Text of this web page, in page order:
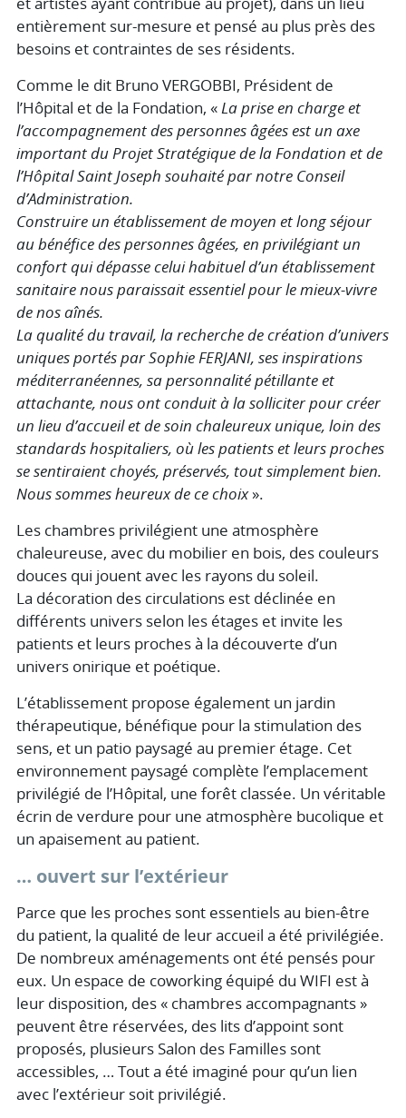
entièrement sur-mesure et pensé au plus près des
besoins et contraintes de ses résidents.
Comme le dit Bruno VERGOBBI, Président de
l’Hôpital et de la Fondation, «La prise en charge et
l’accompagnement des personnes âgées est un axe
important du Projet Stratégique de la Fondation et de
l’Hôpital Saint Joseph souhaité par notre Conseil
d’Administration.
Construire un établissement de moyen et long séjour
au bénéfice des personnes âgées, en privilégiant un
confort qui dépasse celui habituel d’un établissement
sanitaire nous paraissait essentiel pour le mieux-vivre
de nos aînés.
La qualité du travail, la recherche de création d’univers
uniques portés par Sophie FERJANI, ses inspirations
méditerranéennes, sa personnalité pétillante et
attachante, nous ont conduit à la solliciter pour créer
un lieu d’accueil et de soin chaleureux unique, loin des
standards hospitaliers, où les patients et leurs proches
se sentiraient choyés, préservés, tout simplement bien.
Nous sommes heureux de ce choix».
Les chambres privilégient une atmosphère
chaleureuse, avec du mobilier en bois, des couleurs
douces qui jouent avec les rayons du soleil.
La décoration des circulations est déclinée en
différents univers selon les étages et invite les
patients et leurs proches à la découverte d’un
univers onirique et poétique.
L’établissement propose également un jardin
thérapeutique, bénéfique pour la stimulation des
sens, et un patio paysagé au premier étage. Cet
environnement paysagé complète l’emplacement
privilégié de l’Hôpital, une forêt classée. Un véritable
écrin de verdure pour une atmosphère bucolique et
un apaisement au patient.
… ouvert sur l’extérieur
Parce que les proches sont essentiels au bien-être
du patient, la qualité de leur accueil a été privilégiée.
De nombreux aménagements ont été pensés pour
eux. Un espace de coworking équipé du WIFI est à
leur disposition, des « chambres accompagnants »
peuvent être réservées, des lits d’appoint sont
proposés, plusieurs Salon des Familles sont
accessibles, … Tout a été imaginé pour qu’un lien
avec l’extérieur soit privilégié.